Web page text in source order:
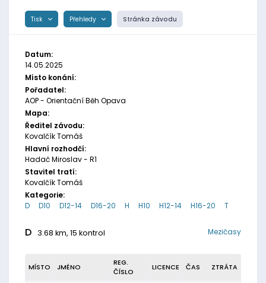
Tisk Přehledy Stránka závodu
Datum:
14.05.2025
Místo konání:
Pořadatel:
AOP - Orientační Běh Opava
Mapa:
Ředitel závodu:
Kovalčík Tomáš
Hlavní rozhodčí:
Hadač Miroslav - R1
Stavitel tratí:
Kovalčík Tomáš
Kategorie:
D
D10 D12-14 D16-20 H H10 H12-14 H16-20 T
D 3.68 km, 15 kontrol Mezičasy
MÍSTO JMÉNO
REG.
ČÍSLO
LICENCE ČAS ZTRÁTA